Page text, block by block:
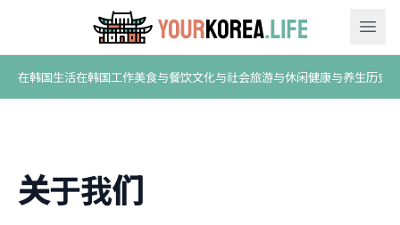
在韩国生活在韩国工作美食与餐饮文化与社会旅游与休闲健康与养生历史
关于我们